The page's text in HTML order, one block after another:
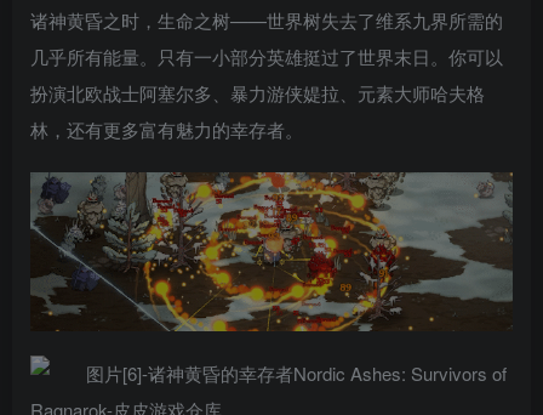
诸神黄昏之时，生命之树——世界树失去了维系九界所需的
几乎所有能量。只有一小部分英雄挺过了世界末日。你可以
扮演北欧战士阿塞尔多、暴力游侠媞拉、元素大师哈夫格
林，还有更多富有魅力的幸存者。